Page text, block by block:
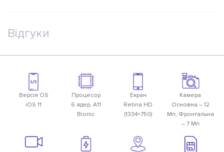
Відгуки
Версiя OS
iOS 11
Процесор
6 ядер, A11
Bionic
Екран
Retina HD
(1334×750)
Камера
Основна – 12
Мп; Фронтальна
– 7 Мп